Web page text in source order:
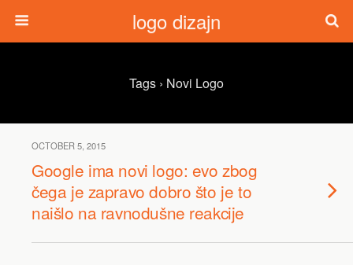
logo dizajn
Tags › Novi Logo
OCTOBER 5, 2015
Google ima novi logo: evo zbog
čega je zapravo dobro što je to
naišlo na ravnodušne reakcije